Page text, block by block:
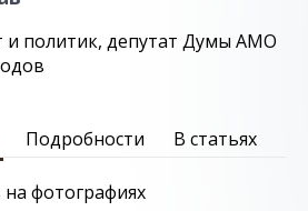
и политик, депутат Думы АМО
Подробности В статьях
фотографиях